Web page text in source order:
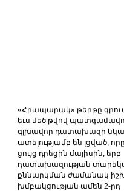
«Հրապարակ» թերթը գրում
եւս մեծ թվով
գլխավոր դատախազի
ատելությամբ են լցված,
ցույց դրեցին մայիսին, երբ
դատախազության
քննարկման ժամանակ
խմբակցության ամեն 2-րդ